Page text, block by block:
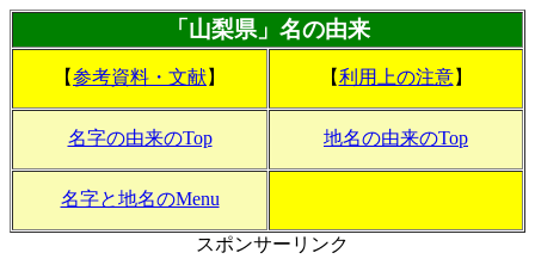
「山梨県」名の由来
【参考資料・文献】 【利用上の注意】
名字の由来のTop 地名の由来のTop
名字と地名のMenu
スポンサーリンク